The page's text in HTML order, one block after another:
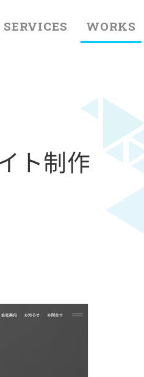
SERVICES WORKS
ト制作